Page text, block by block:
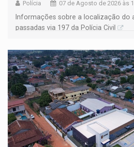
Polícia 07 de Agosto de 2026 às
Informações sobre a localização do
passadas via 197 da Polícia Civil